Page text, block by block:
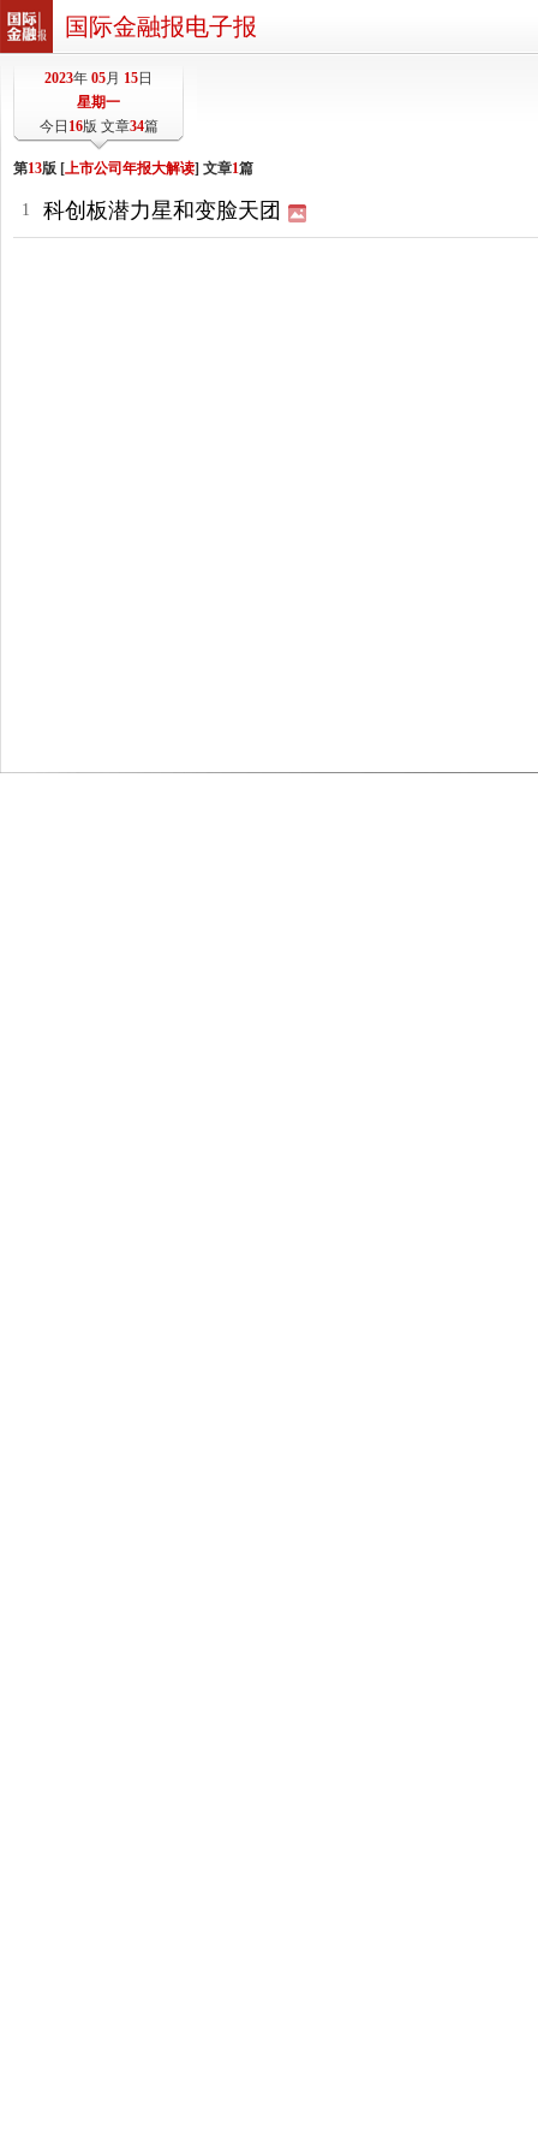
国际金融报电子报
2023年 05月 15日
星期一
今日 16版 文章34篇
第13版 [上市公司年报大解读] 文章1篇
1 科创板潜力星和变脸天团